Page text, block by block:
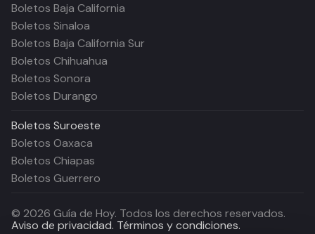
Boletos Baja California
Boletos Sinaloa
Boletos Baja California Sur
Boletos Chihuahua
Boletos Sonora
Boletos Durango
Boletos Suroeste
Boletos Oaxaca
Boletos Chiapas
Boletos Guerrero
© 2026 Guía de Hoy. Todos los derechos reservados.
Aviso de privacidad. Términos y condiciones.